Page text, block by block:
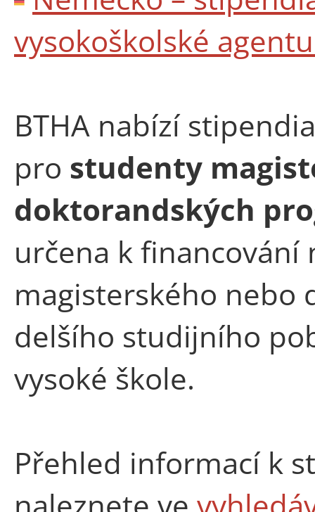
vysokoškolské
BTHA nabízí
pro studenty
doktorandských
určena k financování
magisterského nebo
delšího studijního
vysoké škole.
Přehled informací k